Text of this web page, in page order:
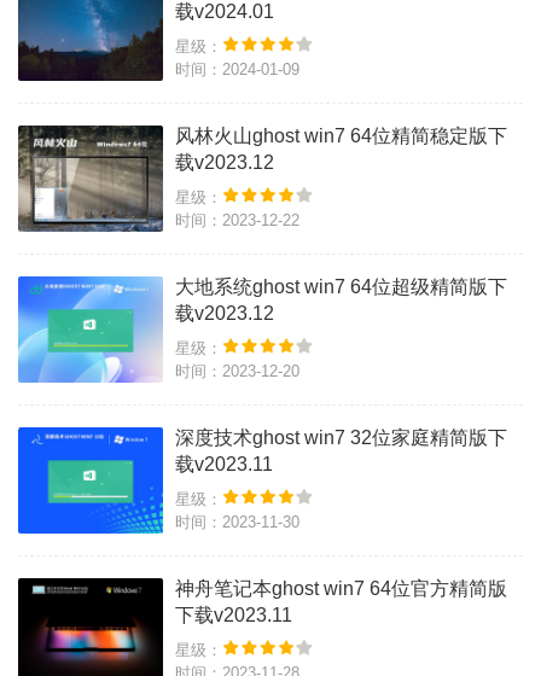
载v2024.01
星级：
时间：2024-01-09
风林火山ghost win7 64位精简稳定版下
载v2023.12
星级：
时间：2023-12-22
大地系统ghost win7 64位超级精简版下
载v2023.12
星级：
时间：2023-12-20
深度技术ghost win7 32位家庭精简版下
载v2023.11
星级：
时间：2023-11-30
神舟笔记本ghost win7 64位官方精简版
下载v2023.11
星级：